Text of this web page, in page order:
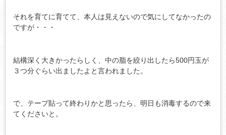
それを育てに育てて、本人は見えないので気にしてなかったの
ですが・・・
結構深く大きかったらしく、中の脂を絞り出したら500円玉が
３つ分ぐらい出ましたよと言われました。
で、テープ貼って終わりかと思ったら、明日も消毒するので来
てくださいと。